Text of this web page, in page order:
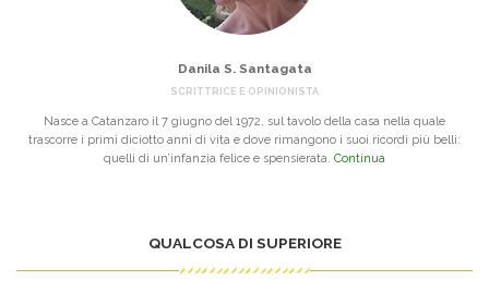
Danila S. Santagata
SCRITTRICE E OPINIONISTA
Nasce a Catanzaro il 7 giugno del 1972, sul tavolo della casa nella quale
trascorre i primi diciotto anni di vita e dove rimangono i suoi ricordi più belli:
quelli di un’infanzia felice e spensierata. Continua
QUALCOSA DI SUPERIORE